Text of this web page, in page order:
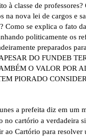
à classe de
na nova lei de cargos e
se explica o fato
politicamente os
preparados
DO FUNDEB
O VALOR POR
PIORADO
a prefeita diz em um
cartório a verdadeira
ao Cartório para resolver